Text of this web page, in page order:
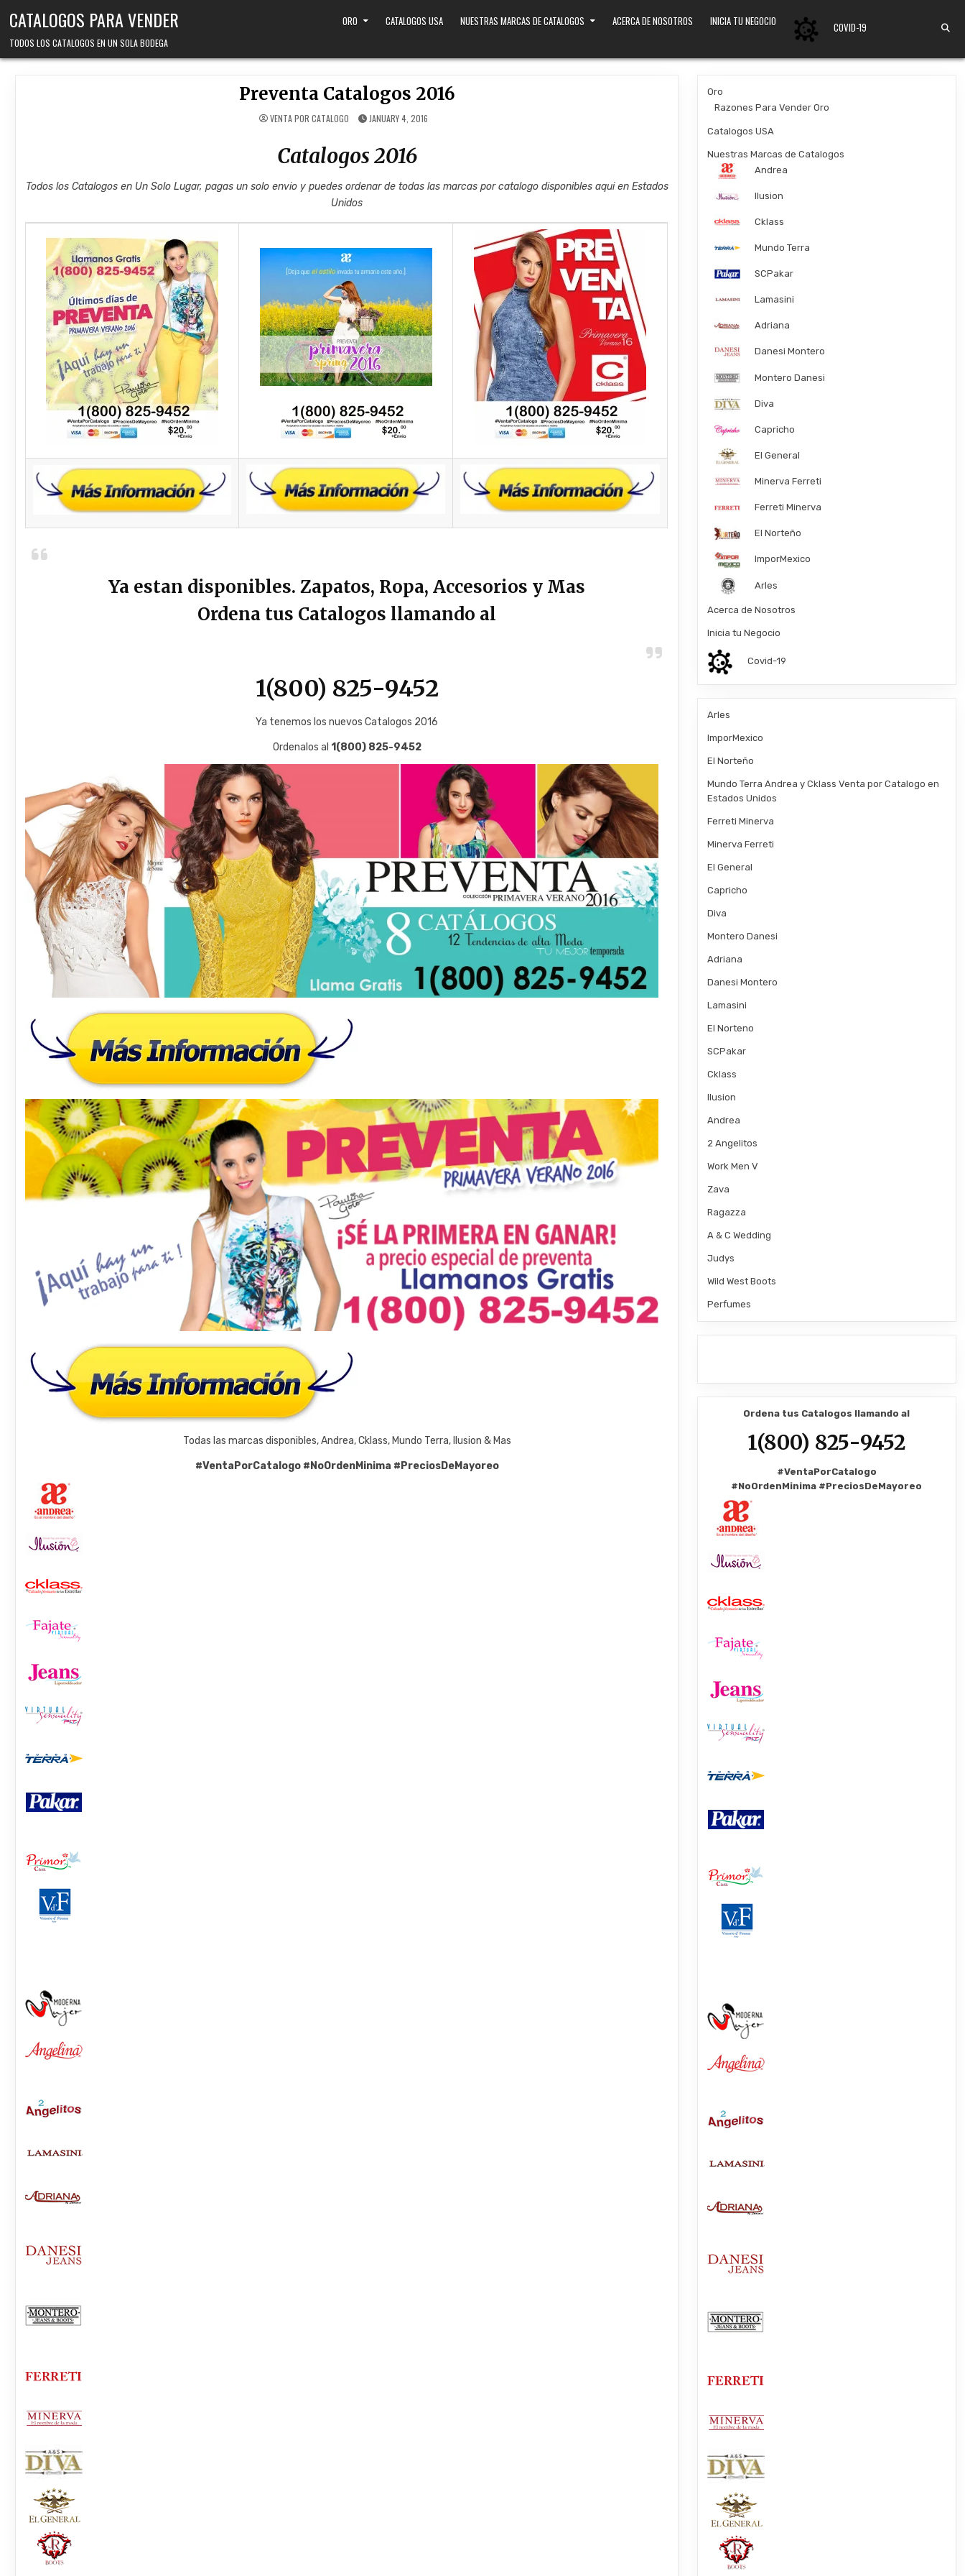
CATALOGOS PARA VENDER
TODOS LOS CATALOGOS EN UN SOLA BODEGA
ORO CATALOGOS USA NUESTRAS MARCAS DE CATALOGOS ACERCA DE NOSOTROS INICIA TU NEGOCIO COVID-19
Preventa Catalogos 2016
VENTA POR CATALOGO JANUARY 4, 2016
Catalogos 2016
Todos los Catalogos en Un Solo Lugar, pagas un solo envio y puedes ordenar de todas las marcas por catalogo disponibles aqui en Estados
Unidos
Ya estan disponibles. Zapatos, Ropa, Accesorios y Mas
Ordena tus Catalogos llamando al
1(800) 825-9452
Ya tenemos los nuevos Catalogos 2016
Ordenalos al 1(800) 825-9452
Todas las marcas disponibles, Andrea, Cklass, Mundo Terra, Ilusion & Mas
#VentaPorCatalogo#NoOrdenMinima #PreciosDeMayoreo
Oro
Razones Para Vender Oro
Catalogos USA
Nuestras Marcas de Catalogos
Andrea
Ilusion
Cklass
Mundo Terra
SCPakar
Lamasini
Adriana
Danesi Montero
Montero Danesi
Diva
Capricho
El General
Minerva Ferreti
Ferreti Minerva
El Norteño
ImporMexico
Arles
Acerca de Nosotros
Inicia tu Negocio
Covid-19
Arles
ImporMexico
El Norteño
Mundo Terra Andrea y Cklass Venta por Catalogo en
Estados Unidos
Ferreti Minerva
Minerva Ferreti
El General
Capricho
Diva
Montero Danesi
Adriana
Danesi Montero
Lamasini
El Norteno
SCPakar
Cklass
Ilusion
Andrea
2 Angelitos
Work Men V
Zava
Ragazza
A & C Wedding
Judys
Wild West Boots
Perfumes
Ordena tus Catalogos llamando al
1(800) 825-9452
#VentaPorCatalogo
#NoOrdenMinima #PreciosDeMayoreo